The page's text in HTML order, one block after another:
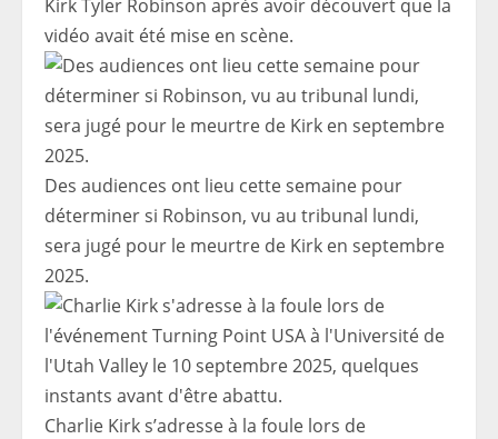
Kirk Tyler Robinson après avoir découvert que la
vidéo avait été mise en scène.
Des audiences ont lieu cette semaine pour
déterminer si Robinson, vu au tribunal lundi,
sera jugé pour le meurtre de Kirk en septembre
2025.
Charlie Kirk s’adresse à la foule lors de